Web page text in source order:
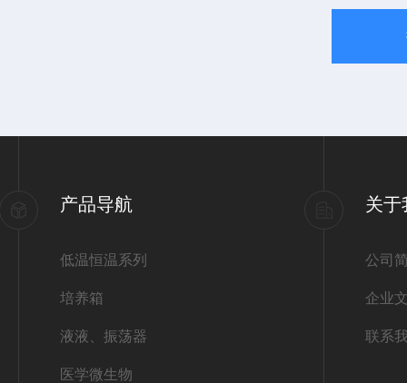
产品导航
低温恒温系列
培养箱
液液、振荡器
医学微生物
关于
公司
企业
联系